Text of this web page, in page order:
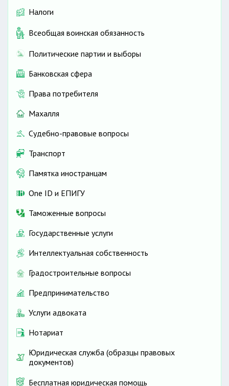
Налоги
Всеобщая воинская обязанность
Политические партии и выборы
Банковская сфера
Права потребителя
Махалля
Судебно-правовые вопросы
Транспорт
Памятка иностранцам
One ID и ЕПИГУ
Таможенные вопросы
Государственные услуги
Интеллектуальная собственность
Градостроительные вопросы
Предпринимательство
Услуги адвоката
Нотариат
Юридическая служба (образцы правовых
документов)
Бесплатная юридическая помощь